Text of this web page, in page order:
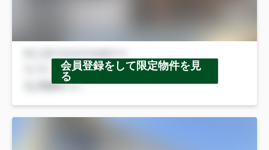
会員登録をして限定物件を見
る